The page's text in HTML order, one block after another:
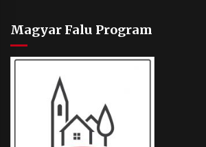
Magyar Falu Program